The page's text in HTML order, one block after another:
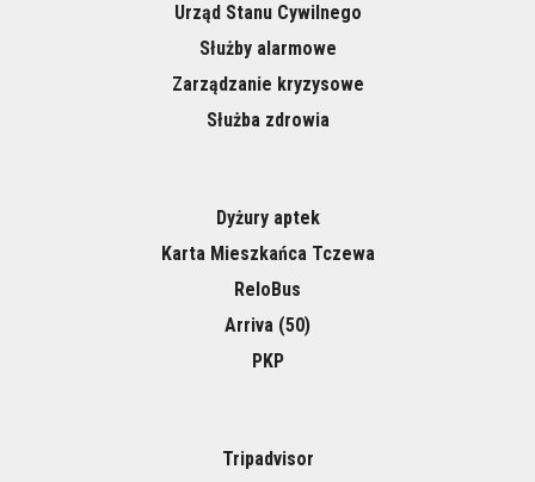
Urząd Stanu Cywilnego
Służby alarmowe
Zarządzanie kryzysowe
Służba zdrowia
Dyżury aptek
Karta Mieszkańca Tczewa
ReloBus
Arriva (50)
PKP
Tripadvisor